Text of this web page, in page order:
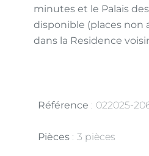
minutes et le Palais
disponible (places non
dans la Residence
Référence 022025-
Pièces 3 pièces